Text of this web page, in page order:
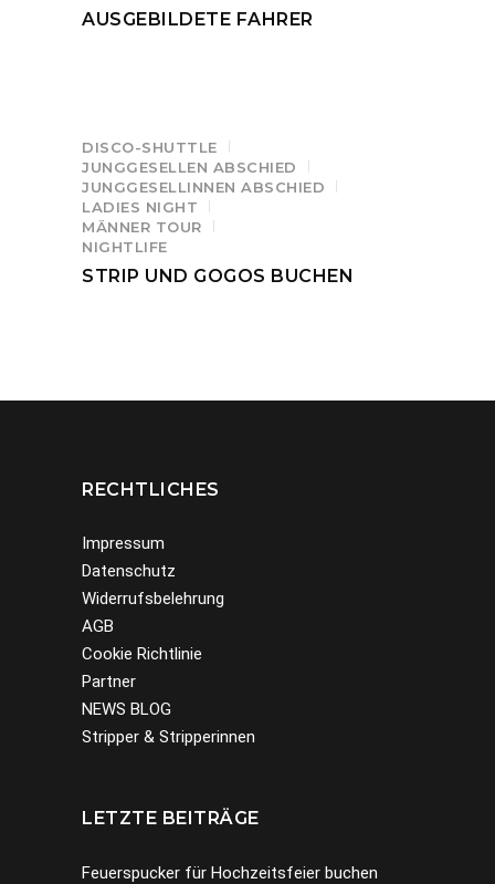
AUSGEBILDETE FAHRER
DISCO-SHUTTLE
JUNGGESELLEN ABSCHIED
JUNGGESELLINNEN ABSCHIED
LADIES NIGHT
MÄNNER TOUR
NIGHTLIFE
STRIP UND GOGOS BUCHEN
RECHTLICHES
Impressum
Datenschutz
Widerrufsbelehrung
AGB
Cookie Richtlinie
Partner
NEWS BLOG
Stripper & Stripperinnen
LETZTE BEITRÄGE
Feuerspucker für Hochzeitsfeier buchen